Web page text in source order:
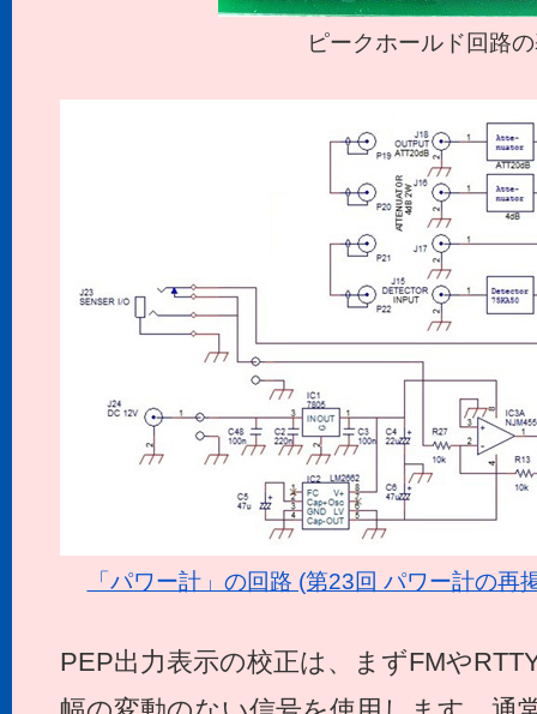
ピークホールド回路
「パワー計」の回路 (第23回 パワー計の再
PEP出力表示の校正は、まずFMや